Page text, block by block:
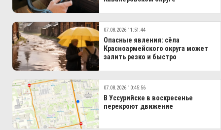
07.08.2026 11:51:44
Опасные явления: сёла
Красноармейского округа может
залить резко и быстро
07.08.2026 10:45:56
В Уссурийске в воскресенье
перекроют движение